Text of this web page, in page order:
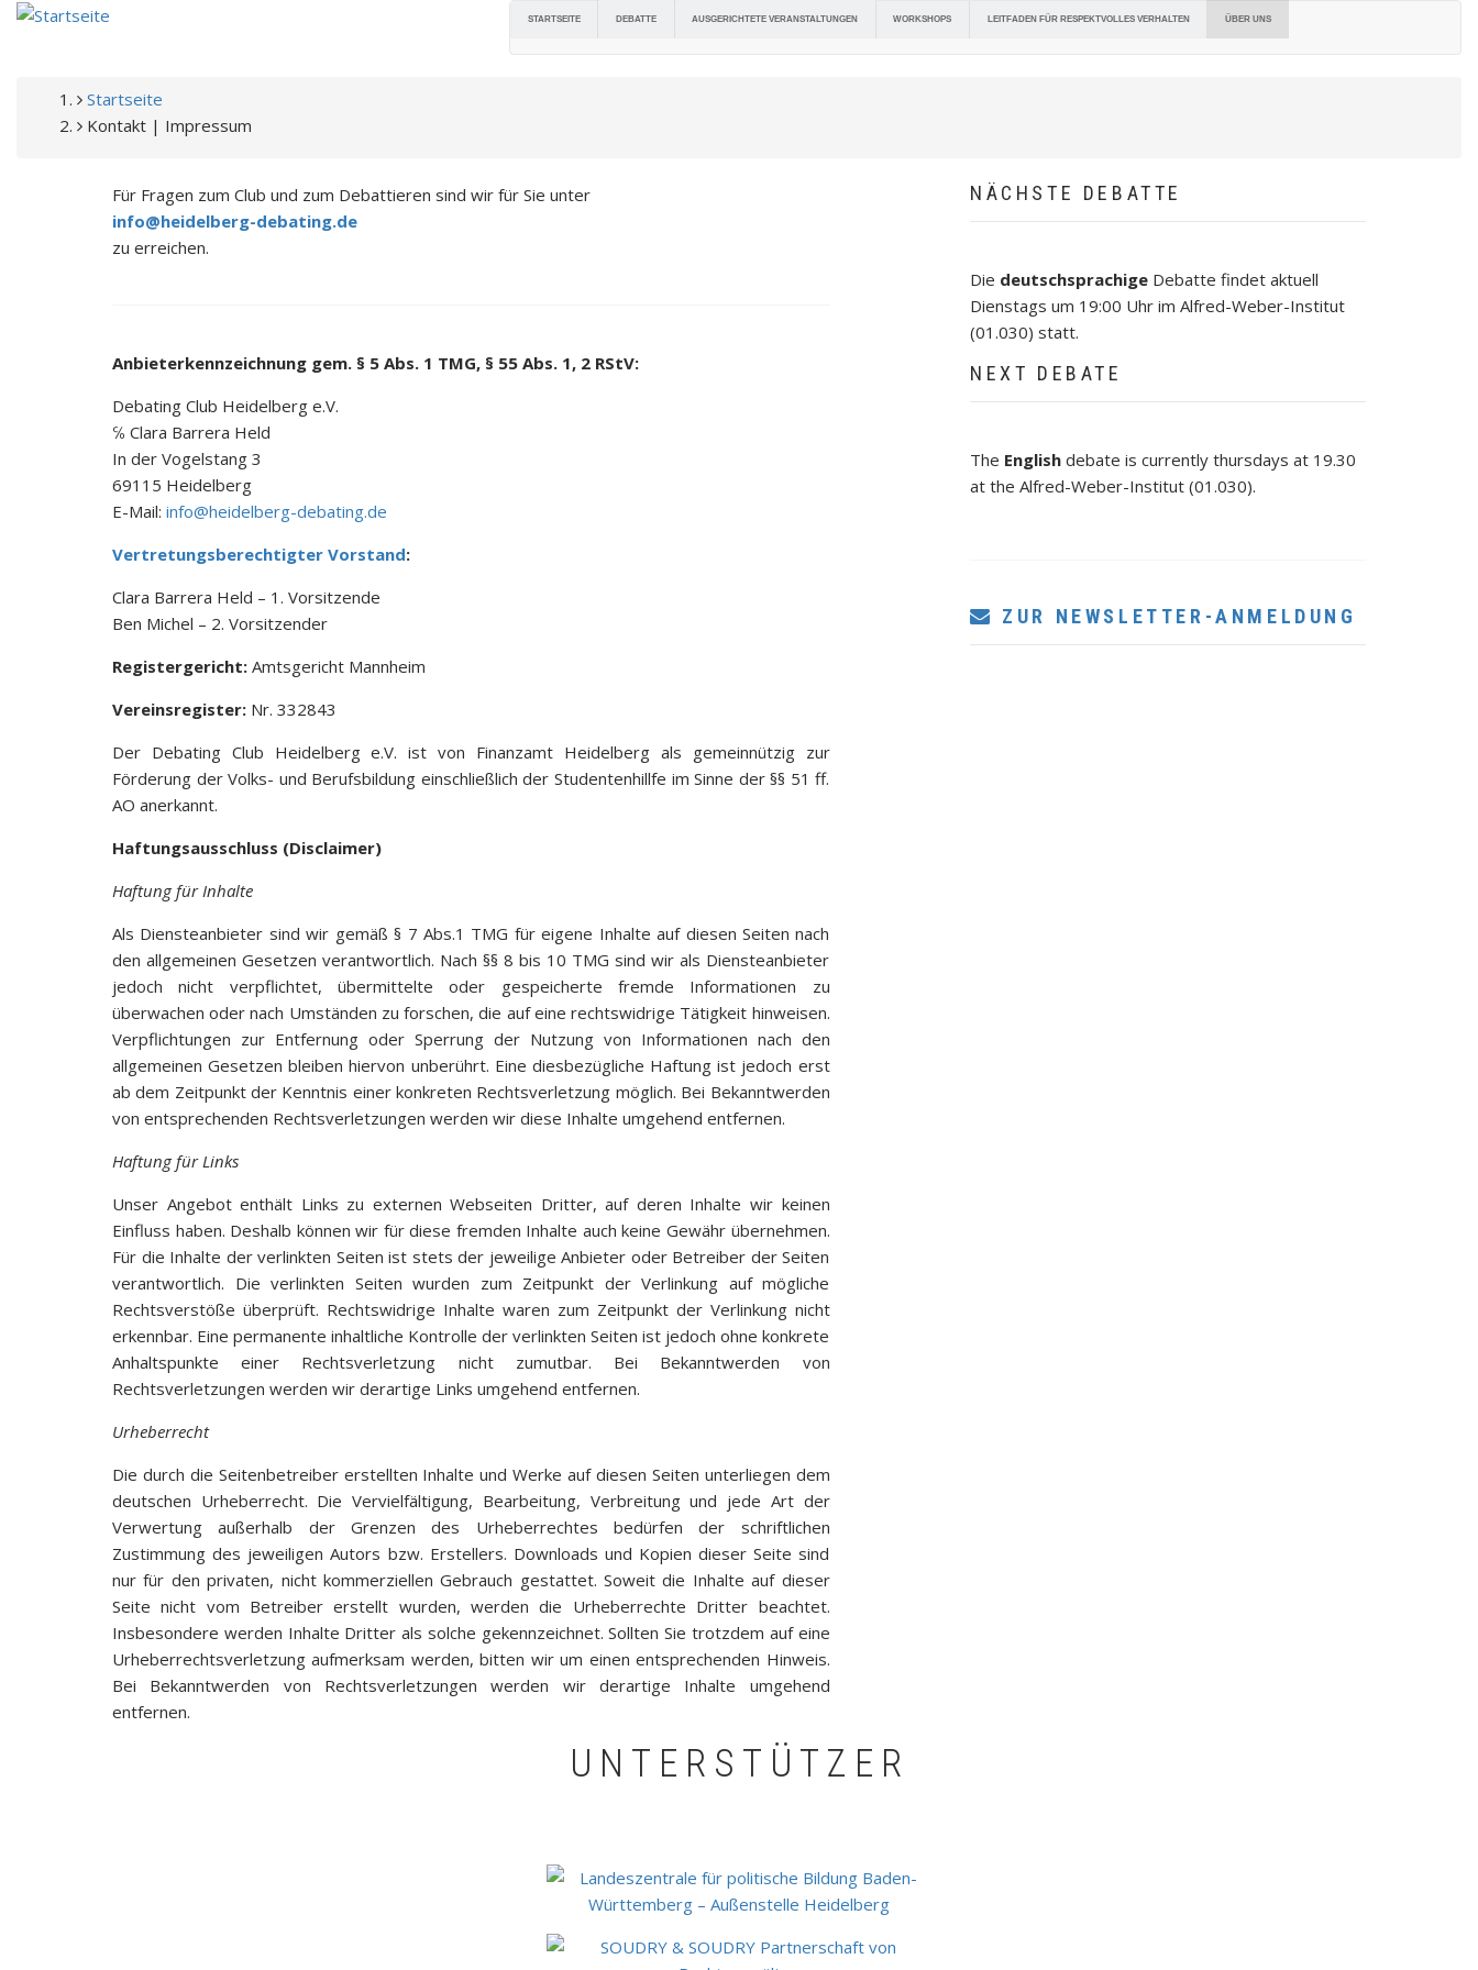
Direkt
STARTSEITE DEBATTE AUSGERICHTETE VERANSTALTUNGEN WORKSHOPS LEITFADEN FÜR RESPEKTVOLLES VERHALTEN ÜBER UNS
PFADNAVIGATION
Startseite
Kontakt | Impressum
Für Fragen zum Club und zum Debattieren sind wir für Sie unter
info@heidelberg-debating.de
zu erreichen.
Anbieterkennzeichnung gem. § 5 Abs. 1 TMG, § 55 Abs. 1, 2 RStV:
Debating Club Heidelberg e.V.
℅ Clara Barrera Held
In der Vogelstang 3
69115 Heidelberg
E-Mail: info@heidelberg-debating.de
Vertretungsberechtigter Vorstand:
Clara Barrera Held – 1. Vorsitzende
Ben Michel – 2. Vorsitzender
Registergericht: Amtsgericht Mannheim
Vereinsregister: Nr. 332843
Der Debating Club Heidelberg e.V. ist von Finanzamt Heidelberg als gemeinnützig zur
Förderung der Volks- und Berufsbildung einschließlich der Studentenhillfe im Sinne der §§ 51 ff.
AO anerkannt.
Haftungsausschluss (Disclaimer)
Haftung für Inhalte
Als Diensteanbieter sind wir gemäß § 7 Abs.1 TMG für eigene Inhalte auf diesen Seiten nach
den allgemeinen Gesetzen verantwortlich. Nach §§ 8 bis 10 TMG sind wir als Diensteanbieter
jedoch nicht verpflichtet, übermittelte oder gespeicherte fremde Informationen zu
überwachen oder nach Umständen zu forschen, die auf eine rechtswidrige Tätigkeit hinweisen.
Verpflichtungen zur Entfernung oder Sperrung der Nutzung von Informationen nach den
allgemeinen Gesetzen bleiben hiervon unberührt. Eine diesbezügliche Haftung ist jedoch erst
ab dem Zeitpunkt der Kenntnis einer konkreten Rechtsverletzung möglich. Bei Bekanntwerden
von entsprechenden Rechtsverletzungen werden wir diese Inhalte umgehend entfernen.
Haftung für Links
Unser Angebot enthält Links zu externen Webseiten Dritter, auf deren Inhalte wir keinen
Einfluss haben. Deshalb können wir für diese fremden Inhalte auch keine Gewähr übernehmen.
Für die Inhalte der verlinkten Seiten ist stets der jeweilige Anbieter oder Betreiber der Seiten
verantwortlich. Die verlinkten Seiten wurden zum Zeitpunkt der Verlinkung auf mögliche
Rechtsverstöße überprüft. Rechtswidrige Inhalte waren zum Zeitpunkt der Verlinkung nicht
erkennbar. Eine permanente inhaltliche Kontrolle der verlinkten Seiten ist jedoch ohne konkrete
Anhaltspunkte einer Rechtsverletzung nicht zumutbar. Bei Bekanntwerden von
Rechtsverletzungen werden wir derartige Links umgehend entfernen.
Urheberrecht
Die durch die Seitenbetreiber erstellten Inhalte und Werke auf diesen Seiten unterliegen dem
deutschen Urheberrecht. Die Vervielfältigung, Bearbeitung, Verbreitung und jede Art der
Verwertung außerhalb der Grenzen des Urheberrechtes bedürfen der schriftlichen
Zustimmung des jeweiligen Autors bzw. Erstellers. Downloads und Kopien dieser Seite sind
nur für den privaten, nicht kommerziellen Gebrauch gestattet. Soweit die Inhalte auf dieser
Seite nicht vom Betreiber erstellt wurden, werden die Urheberrechte Dritter beachtet.
Insbesondere werden Inhalte Dritter als solche gekennzeichnet. Sollten Sie trotzdem auf eine
Urheberrechtsverletzung aufmerksam werden, bitten wir um einen entsprechenden Hinweis.
Bei Bekanntwerden von Rechtsverletzungen werden wir derartige Inhalte umgehend
entfernen.
NÄCHSTE DEBATTE
Die deutschsprachige Debatte findet aktuell
Dienstags um 19:00 Uhr im Alfred-Weber-Institut
(01.030) statt.
NEXT DEBATE
The English debate is currently thursdays at 19.30
at the Alfred-Weber-Institut (01.030).
ZUR NEWSLETTER-ANMELDUNG
UNTERSTÜTZER